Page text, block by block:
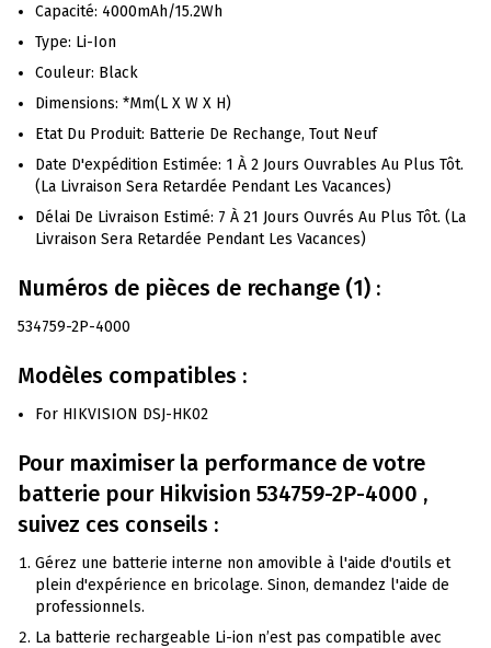
Capacité: 4000mAh/15.2Wh
Type: Li-Ion
Couleur: Black
Dimensions: *mm(L X W X H)
Etat Du Produit: Batterie De Rechange, Tout Neuf
Date D'expédition Estimée: 1 À 2 Jours Ouvrables Au Plus Tôt.
(La Livraison Sera Retardée Pendant Les Vacances)
Délai De Livraison Estimé: 7 À 21 Jours Ouvrés Au Plus Tôt. (La
Livraison Sera Retardée Pendant Les Vacances)
Numéros de pièces de rechange (1) :
534759-2P-4000
Modèles compatibles :
For HIKVISION DSJ-HK02
Pour maximiser la performance de votre
batterie pour Hikvision 534759-2P-4000 ,
suivez ces conseils :
Gérez une batterie interne non amovible à l'aide d'outils et
plein d'expérience en bricolage. Sinon, demandez l'aide de
professionnels.
La batterie rechargeable Li-ion n’est pas compatible avec